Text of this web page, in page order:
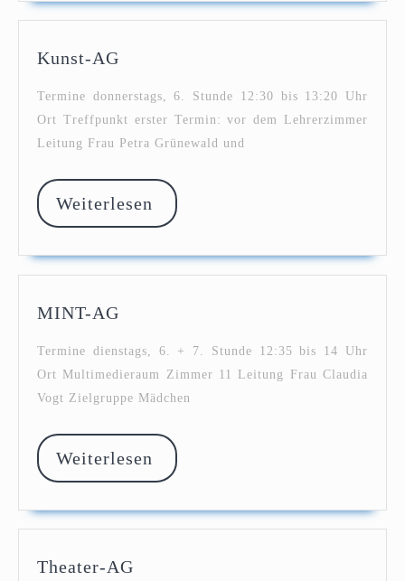
Kunst-AG
Termine donnerstags, 6. Stunde 12:30 bis 13:20 Uhr
Ort Treffpunkt erster Termin: vor dem Lehrerzimmer
Leitung Frau Petra Grünewald und
Weiterlesen Weiterlesen
MINT-AG
Termine dienstags, 6. + 7. Stunde 12:35 bis 14 Uhr
Ort Multimedieraum Zimmer 11 Leitung Frau Claudia
Vogt Zielgruppe Mädchen
Weiterlesen Weiterlesen
Theater-AG